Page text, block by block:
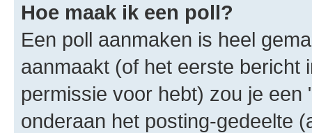
Hoe maak ik een poll?
Een poll aanmaken is heel
aanmaakt (of het eerste bericht
permissie voor hebt) zou je
onderaan het posting-gedeelte